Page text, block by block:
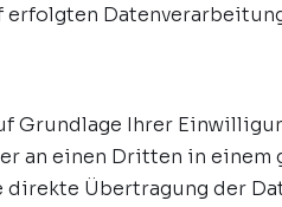
Grundlage Ihrer
an einen Dritten in einem
direkte Übertragung der